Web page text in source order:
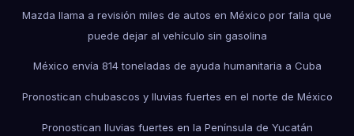
Mazda llama a revisión miles de autos en México por falla que
puede dejar al vehículo sin gasolina
México envía 814 toneladas de ayuda humanitaria a Cuba
Pronostican chubascos y lluvias fuertes en el norte de México
Pronostican lluvias fuertes en la Península de Yucatán